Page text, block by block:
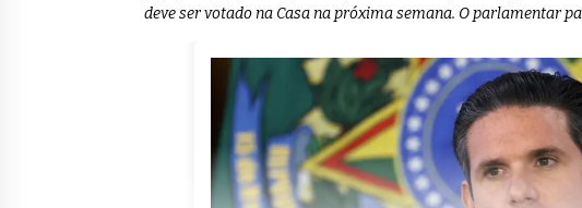
deve ser votado na Casa na próxima semana. O parlamentar